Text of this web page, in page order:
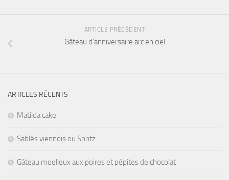
ARTICLE PRÉCÉDENT
Gâteau d’anniversaire arc en ciel
ARTICLES RÉCENTS
Matilda cake
Sablés viennois ou Spritz
Gâteau moelleux aux poires et pépites de chocolat